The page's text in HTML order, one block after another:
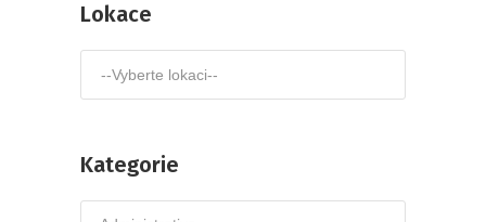
Lokace
Kategorie